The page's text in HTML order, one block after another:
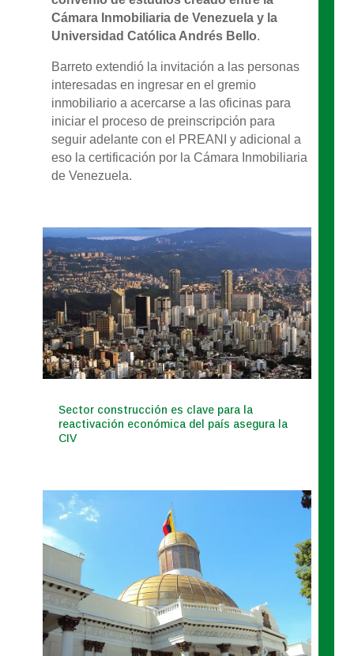
Cámara Inmobiliaria de Venezuela y la
Universidad Católica Andrés Bello.
Barreto extendió la invitación a las personas
interesadas en ingresar en el gremio
inmobiliario a acercarse a las oficinas para
iniciar el proceso de preinscripción para
seguir adelante con el PREANI y adicional a
eso la certificación por la Cámara Inmobiliaria
de Venezuela.
Sector construcción es clave para la
reactivación económica del país asegura la
CIV